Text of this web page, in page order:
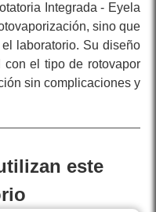
Integrada - Eyela
sino que
laboratorio. Su diseño
el tipo de rotovapor
sin complicaciones y
este